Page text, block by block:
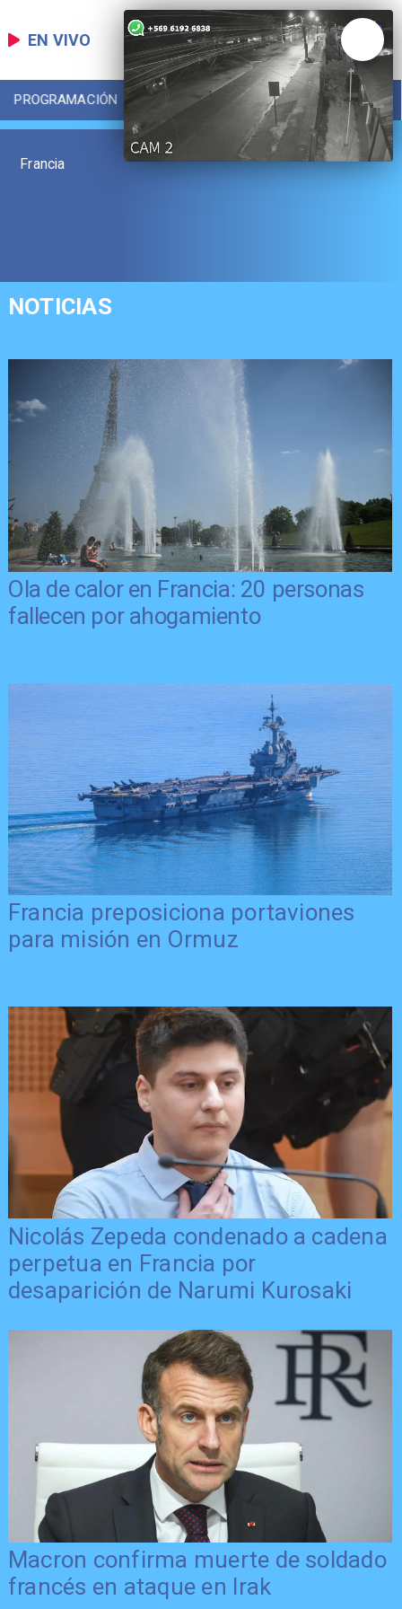
EN VIVO
PROGRAMACIÓN LOCAL DEPORTES
Francia
NOTICIAS
Ola de calor en Francia: 20 personas
fallecen por ahogamiento
Francia preposiciona portaviones
para misión en Ormuz
Nicolás Zepeda condenado a cadena
perpetua en Francia por
desaparición de Narumi Kurosaki
Macron confirma muerte de soldado
francés en ataque en Irak